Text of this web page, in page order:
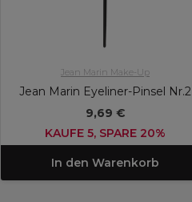
Jean Marin Make-Up
Jean Marin Eyeliner-Pinsel Nr.2
9,69 €
KAUFE 5, SPARE 20%
In den Warenkorb